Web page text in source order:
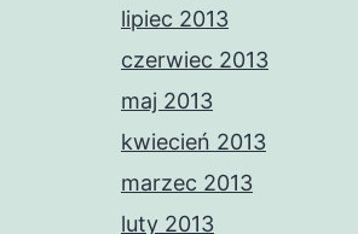
lipiec 2013
czerwiec 2013
maj 2013
kwiecień 2013
marzec 2013
luty 2013